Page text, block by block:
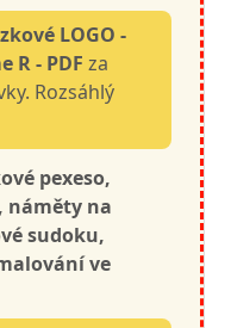
LOGO -
R - PDF za
Rozsáhlý
pexeso,
náměty na
sudoku,
ve